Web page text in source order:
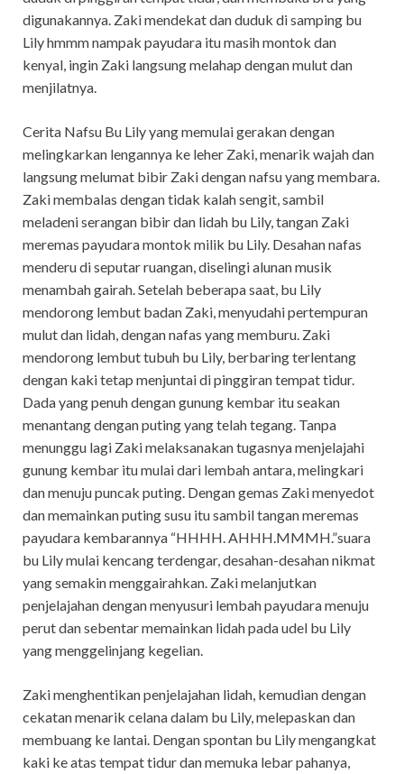
digunakannya. Zaki mendekat dan duduk di samping bu
Lily hmmm nampak payudara itu masih montok dan
kenyal, ingin Zaki langsung melahap dengan mulut dan
menjilatnya.
Cerita Nafsu Bu Lily yang memulai gerakan dengan
melingkarkan lengannya ke leher Zaki, menarik wajah dan
langsung melumat bibir Zaki dengan nafsu yang membara.
Zaki membalas dengan tidak kalah sengit, sambil
meladeni serangan bibir dan lidah bu Lily, tangan Zaki
meremas payudara montok milik bu Lily. Desahan nafas
menderu di seputar ruangan, diselingi alunan musik
menambah gairah. Setelah beberapa saat, bu Lily
mendorong lembut badan Zaki, menyudahi pertempuran
mulut dan lidah, dengan nafas yang memburu. Zaki
mendorong lembut tubuh bu Lily, berbaring terlentang
dengan kaki tetap menjuntai di pinggiran tempat tidur.
Dada yang penuh dengan gunung kembar itu seakan
menantang dengan puting yang telah tegang. Tanpa
menunggu lagi Zaki melaksanakan tugasnya menjelajahi
gunung kembar itu mulai dari lembah antara, melingkari
dan menuju puncak puting. Dengan gemas Zaki menyedot
dan memainkan puting susu itu sambil tangan meremas
payudara kembarannya “HHHH. AHHH.MMMH.”suara
bu Lily mulai kencang terdengar, desahan-desahan nikmat
yang semakin menggairahkan. Zaki melanjutkan
penjelajahan dengan menyusuri lembah payudara menuju
perut dan sebentar memainkan lidah pada udel bu Lily
yang menggelinjang kegelian.
Zaki menghentikan penjelajahan lidah, kemudian dengan
cekatan menarik celana dalam bu Lily, melepaskan dan
membuang ke lantai. Dengan spontan bu Lily mengangkat
kaki ke atas tempat tidur dan memuka lebar pahanya,